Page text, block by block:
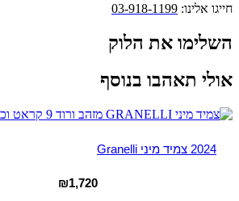
חייגו אלינו: 03-918-1199
השלימו את הלוק
אולי תאהבו בנוסף
2024 צמיד מיני Granelli
₪1,720